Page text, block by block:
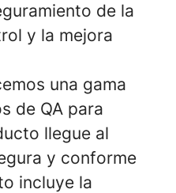
de la
y la mejora
una gama
de QA para
llegue al
y conforme
incluye la